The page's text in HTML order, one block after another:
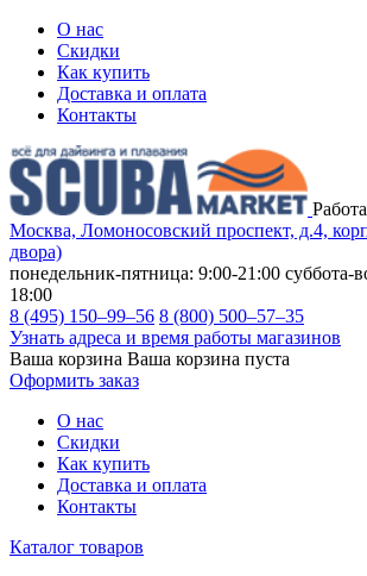
О нас
Скидки
Как купить
Доставка и оплата
Контакты
Москва, Ломоносовский проспект, д.4,
двора)
понедельник-пятница: 9:00-21:00 суббота-
18:00
8 (495) 150–99–56 8 (800) 500–57–35
Узнать адреса и время работы магазинов
Ваша корзина Ваша корзина пуста
Оформить заказ
О нас
Скидки
Как купить
Доставка и оплата
Контакты
Каталог товаров